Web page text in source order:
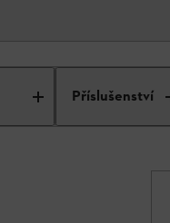
Příslušenství